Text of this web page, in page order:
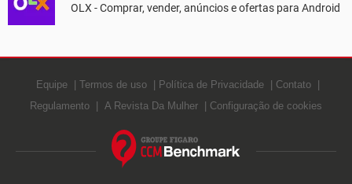
OLX - Comprar, vender, anúncios e ofertas para Android
Equipe Termos de uso Política de Privacidade
Contato
Regulamento
A Revista Da Mulher Configuração de cookies